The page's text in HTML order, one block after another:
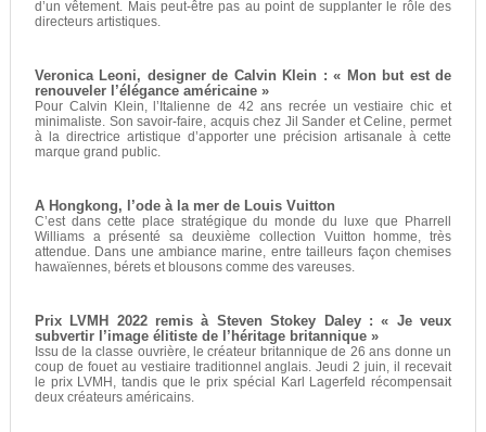
d’un vêtement. Mais peut-être pas au point de supplanter le rôle des
directeurs artistiques.
Veronica Leoni, designer de Calvin Klein : « Mon but est de
renouveler l’élégance américaine »
Pour Calvin Klein, l’Italienne de 42 ans recrée un vestiaire chic et
minimaliste. Son savoir-faire, acquis chez Jil Sander et Celine, permet
à la directrice artistique d’apporter une précision artisanale à cette
marque grand public.
A Hongkong, l’ode à la mer de Louis Vuitton
C’est dans cette place stratégique du monde du luxe que Pharrell
Williams a présenté sa deuxième collection Vuitton homme, très
attendue. Dans une ambiance marine, entre tailleurs façon chemises
hawaïennes, bérets et blousons comme des vareuses.
Prix LVMH 2022 remis à Steven Stokey Daley : « Je veux
subvertir l’image élitiste de l’héritage britannique »
Issu de la classe ouvrière, le créateur britannique de 26 ans donne un
coup de fouet au vestiaire traditionnel anglais. Jeudi 2 juin, il recevait
le prix LVMH, tandis que le prix spécial Karl Lagerfeld récompensait
deux créateurs américains.